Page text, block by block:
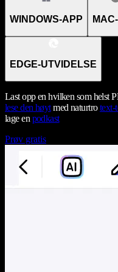
WINDOWS-APP
EDGE-UTVIDELSE
Last opp en hvilken som helst
lese den høytmed naturtrotext-
lage en podkast
Prøv gratis